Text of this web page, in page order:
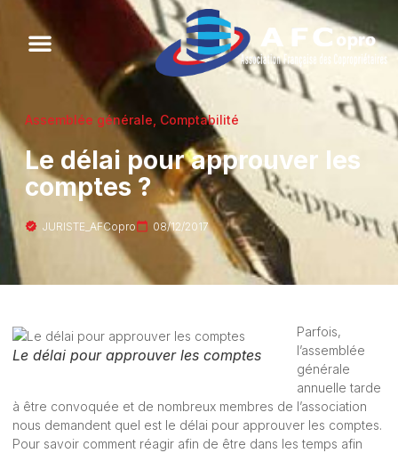
Assemblée générale Comptabilité
Le délai pour approuver les
comptes ?
JURISTE_AFCopro 08/12/2017
Le délai pour approuver les comptes
Parfois,
l’assemblée
générale
annuelle tarde
à être convoquée et de nombreux membres de l’association
nous demandent quel est le délai pour approuver les comptes.
Pour savoir comment réagir afin de être dans les temps afin